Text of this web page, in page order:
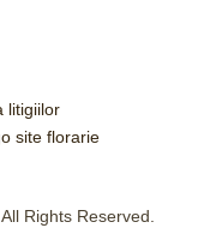
Rights Reserved.